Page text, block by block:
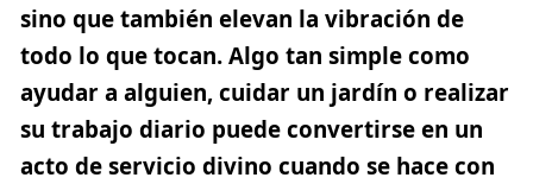
sino que también elevan la vibración de
todo lo que tocan. Algo tan simple como
ayudar a alguien, cuidar un jardín o realizar
su trabajo diario puede convertirse en un
acto de servicio divino cuando se hace con